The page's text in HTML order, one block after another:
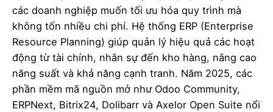
các doanh nghiệp muốn tối ưu hóa quy trình mà
không tốn nhiều chi phí. Hệ thống ERP (Enterprise
Resource Planning) giúp quản lý hiệu quả các hoạt
động từ tài chính, nhân sự đến kho hàng, nâng cao
năng suất và khả năng cạnh tranh. Năm 2025, các
phần mềm mã nguồn mở như Odoo Community,
ERPNext, Bitrix24, Dolibarr và Axelor Open Suite nổi